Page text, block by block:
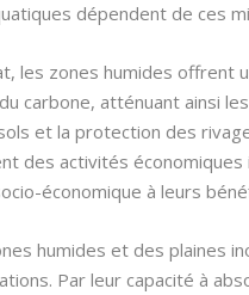
dépendent de ces
les zones humides offrent
carbone, atténuant ainsi
et la protection des
des activités
économique à leurs
humides et des plaines
Par leur capacité à